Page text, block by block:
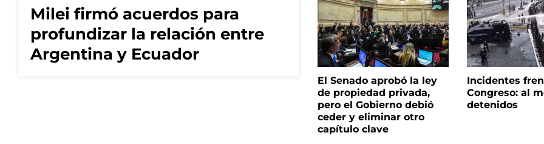
Milei firmó acuerdos para
profundizar la relación entre
Argentina y Ecuador
El Senado aprobó la ley
de propiedad privada,
pero el Gobierno debió
ceder y eliminar otro
capítulo clave
Incidentes
Congreso: al
detenidos